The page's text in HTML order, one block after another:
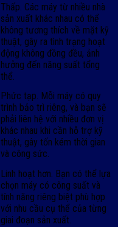
Thấp. Các máy từ nhiều nhà
sản xuất khác nhau có thể
không tương thích về mặt kỹ
thuật, gây ra tình trạng hoạt
động không đồng đều, ảnh
hưởng đến năng suất tổng
thể.
Phức tạp. Mỗi máy có quy
trình bảo trì riêng, và bạn sẽ
phải liên hệ với nhiều đơn vị
khác nhau khi cần hỗ trợ kỹ
thuật, gây tốn kém thời gian
và công sức.
Linh hoạt hơn. Bạn có thể lựa
chọn máy có công suất và
tính năng riêng biệt phù hợp
với nhu cầu cụ thể của từng
giai đoạn sản xuất.